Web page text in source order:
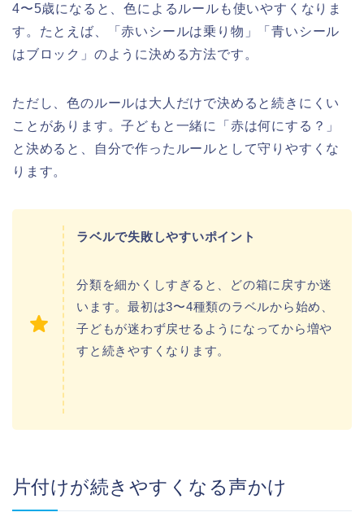
4〜5歳になると、色によるルールも使いやすくなりま
す。たとえば、「赤いシールは乗り物」「青いシール
はブロック」のように決める方法です。
ただし、色のルールは大人だけで決めると続きにくい
ことがあります。子どもと一緒に「赤は何にする？」
と決めると、自分で作ったルールとして守りやすくな
ります。
ラベルで失敗しやすいポイント
分類を細かくしすぎると、どの箱に戻すか迷
います。最初は3〜4種類のラベルから始め、
子どもが迷わず戻せるようになってから増や
すと続きやすくなります。
片付けが続きやすくなる声かけ